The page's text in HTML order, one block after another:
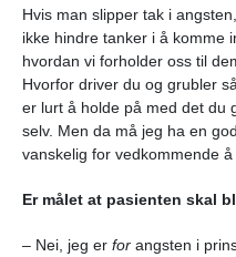
Hvis man slipper tak i
ikke hindre tanker i å komme
hvordan vi forholder oss til
Hvorfor driver du og grubler
er lurt å holde på med det du
selv. Men da må jeg ha en
vanskelig for vedkommende
Er målet at pasienten skal
– Nei, jeg er for angsten i